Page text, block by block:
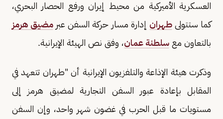
العسكرية الأميركية من محيط إيران ورفع الحصار البحري،
كما ستتولىطهران إدارة مسار حركة السفن عبر مضيق هرمز
بالتعاون مع سلطنة عمان، وفق نص الهيئة الإيرانية.
وذكرت هيئة الإذاعة والتلفزيون الإيرانية أن "طهران تتعهد في
المقابل بإعادة عبور السفن التجارية لمضيق هرمز إلى
مستويات ما قبل الحرب في غضون شهر واحد، وإن السفن